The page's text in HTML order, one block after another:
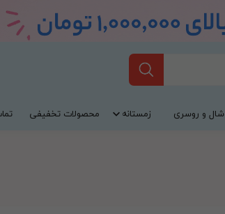
شال و روسری زمستانه محصولات تخفیفی